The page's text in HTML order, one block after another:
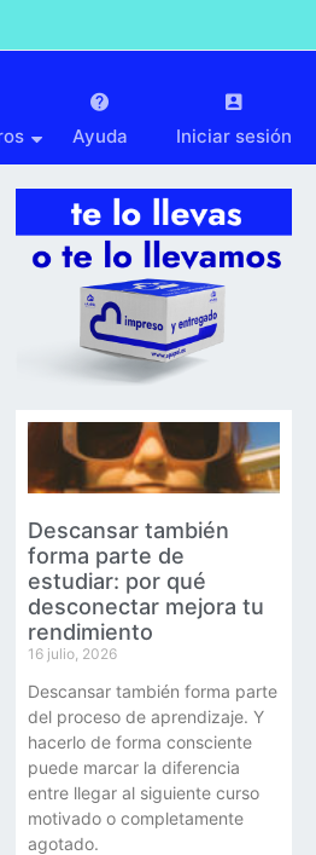
Ayuda Iniciar sesión
Descansar también
forma parte de
estudiar: por qué
desconectar mejora tu
rendimiento
16 julio, 2026
Descansar también forma parte
del proceso de aprendizaje. Y
hacerlo de forma consciente
puede marcar la diferencia
entre llegar al siguiente curso
motivado o completamente
agotado.